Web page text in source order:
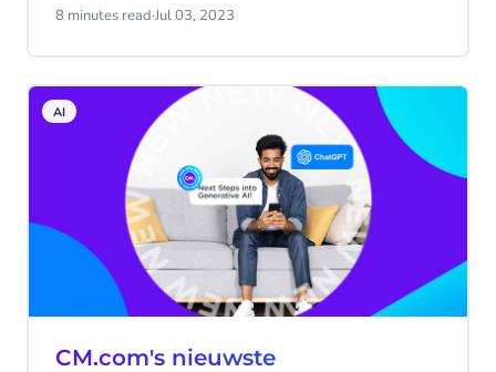
wachten, of probeer je het via een ander
makkelijk bereiken via hun favoriete
kanaal?
8 minutes read·Jul 03, 2023
AI
CM.com's nieuwste